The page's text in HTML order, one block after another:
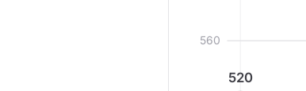
560
520